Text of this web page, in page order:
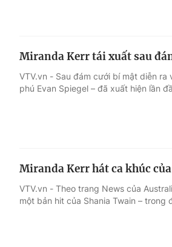
Miranda Kerr tái xuất sau
VTV.vn - Sau đám cưới bí mật diễn
phú Evan Spiegel – đã xuất hiện lần
Miranda Kerr hát ca khúc
VTV.vn - Theo trang News của
một bản hit của Shania Twain – trong